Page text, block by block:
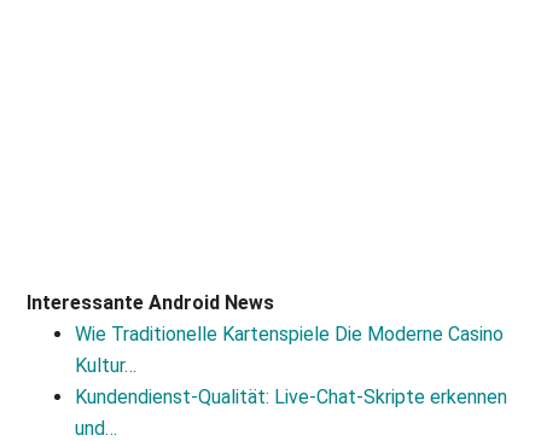
Interessante Android News
Wie Traditionelle Kartenspiele Die Moderne Casino
Kultur…
Kundendienst-Qualität: Live-Chat-Skripte erkennen
und…